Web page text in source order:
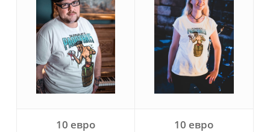
10 евро 10 евро